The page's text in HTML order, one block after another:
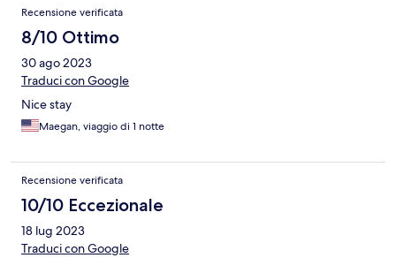
Recensione verificata
8/10 Ottimo
30 ago 2023
Traduci con Google
Nice stay
Maegan, viaggio di 1 notte
Recensione verificata
10/10 Eccezionale
18 lug 2023
Traduci con Google